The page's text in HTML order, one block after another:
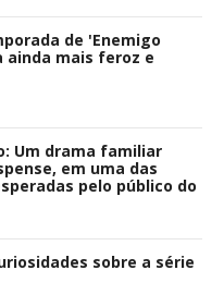
de 'Enemigo
mais feroz e
Um drama familiar
em uma das
pelo público do
sobre a série